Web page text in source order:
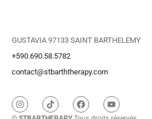
GUSTAVIA 97133 SAINT BARTHELEMY
+590.690.58.5782
contact@stbarththerapy.com